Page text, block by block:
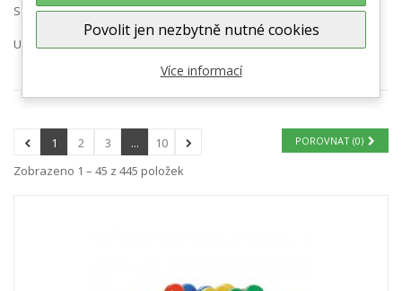
Seřadit podle
Ukázat
POROVNAT (0)
1 2 3 ...
10
Zobrazeno 1 – 45 z 445 položek
Povolit jen nezbytně nutné cookies
Více informací